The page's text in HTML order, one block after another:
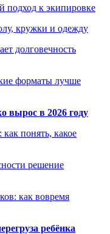
подход к экипировке
кружки и одежду
долговечность
форматы лучше
вырос в 2026 году
понять, какое
решение
как вовремя
ребёнка